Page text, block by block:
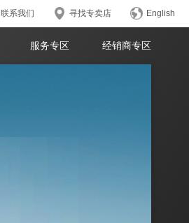
联系我们 寻找专卖店 English
服务专区 经销商专区